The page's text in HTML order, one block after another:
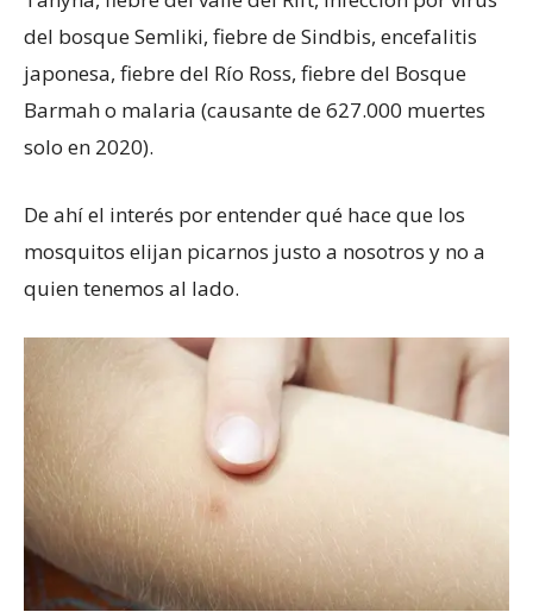
del bosque Semliki, fiebre de Sindbis, encefalitis
japonesa, fiebre del Río Ross, fiebre del Bosque
Barmah o malaria (causante de 627.000 muertes
solo en 2020).
De ahí el interés por entender qué hace que los
mosquitos elijan picarnos justo a nosotros y no a
quien tenemos al lado.